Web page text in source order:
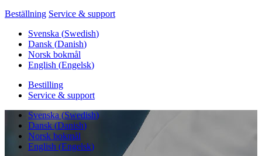
Beställning Service & support
Svenska (Swedish)
Dansk (Danish)
Norsk bokmål
English (Engelsk)
Bestilling
Service & support
Svenska (Swedish)
Dansk (Danish)
Norsk bokmål
English (Engelsk)